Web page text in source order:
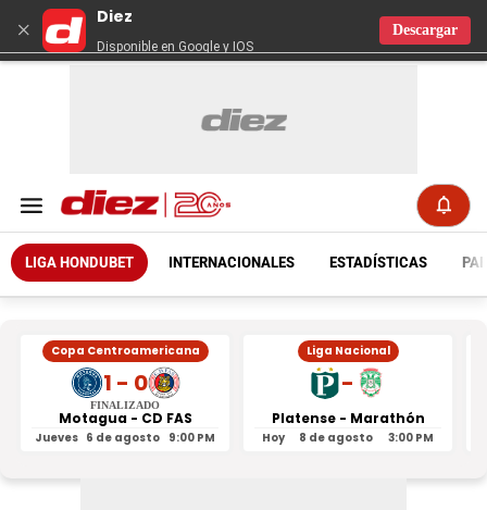
×
Diez
Disponible en Google y IOS
Descargar
LIGA HONDUBET INTERNACIONALES ESTADÍSTICAS
Copa Centroamericana
1 - 0
FINALIZADO
Motagua - CD FAS
Jueves 6 de agosto 9:00 PM
Liga Nacional
-
Platense - Marathón
Hoy 8 de agosto 3:00 PM